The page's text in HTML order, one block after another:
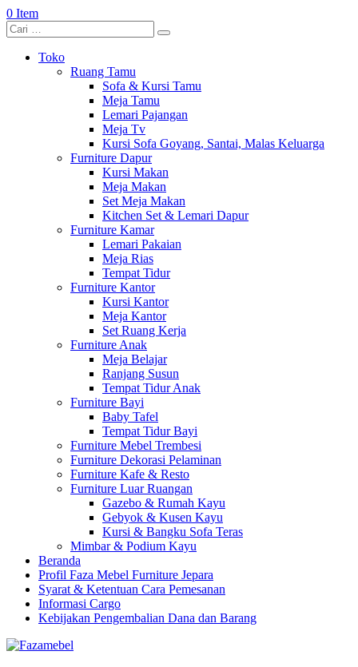
0 Item
Toko
Ruang Tamu
Sofa & Kursi Tamu
Meja Tamu
Lemari Pajangan
Meja Tv
Kursi Sofa Goyang, Santai, Malas Keluarga
Furniture Dapur
Kursi Makan
Meja Makan
Set Meja Makan
Kitchen Set & Lemari Dapur
Furniture Kamar
Lemari Pakaian
Meja Rias
Tempat Tidur
Furniture Kantor
Kursi Kantor
Meja Kantor
Set Ruang Kerja
Furniture Anak
Meja Belajar
Ranjang Susun
Tempat Tidur Anak
Furniture Bayi
Baby Tafel
Tempat Tidur Bayi
Furniture Mebel Trembesi
Furniture Dekorasi Pelaminan
Furniture Kafe & Resto
Furniture Luar Ruangan
Gazebo & Rumah Kayu
Gebyok & Kusen Kayu
Kursi & Bangku Sofa Teras
Mimbar & Podium Kayu
Beranda
Profil Faza Mebel Furniture Jepara
Syarat & Ketentuan Cara Pemesanan
Informasi Cargo
Kebijakan Pengembalian Dana dan Barang